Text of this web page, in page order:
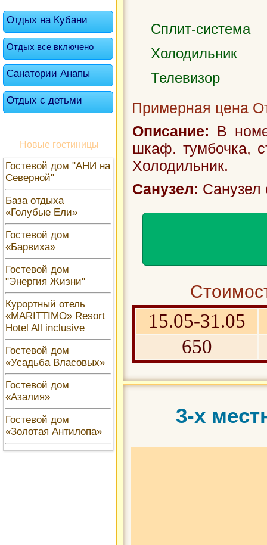
Отдых на Кубани
Отдых все включено
Санатории Анапы
Отдых с детьми
Новые гостиницы
Гостевой дом "АНИ на
Северной"
База отдыха
«Голубые Ели»
Гостевой дом
«Барвиха»
Гостевой дом
"Энергия Жизни"
Курортный отель
«MARITTIMO» Resort
Hotel All inclusive
Гостевой дом
«Усадьба Власовых»
Гостевой дом
«Азалия»
Гостевой дом
«Золотая Антилопа»
Сплит-система
Холодильник
Телевизор
Примерная цена
Описание: В
шкаф. тумбочка,
Холодильник.
Санузел:
15.05-31.05
650
3-х